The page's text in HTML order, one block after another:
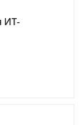
ИТ-